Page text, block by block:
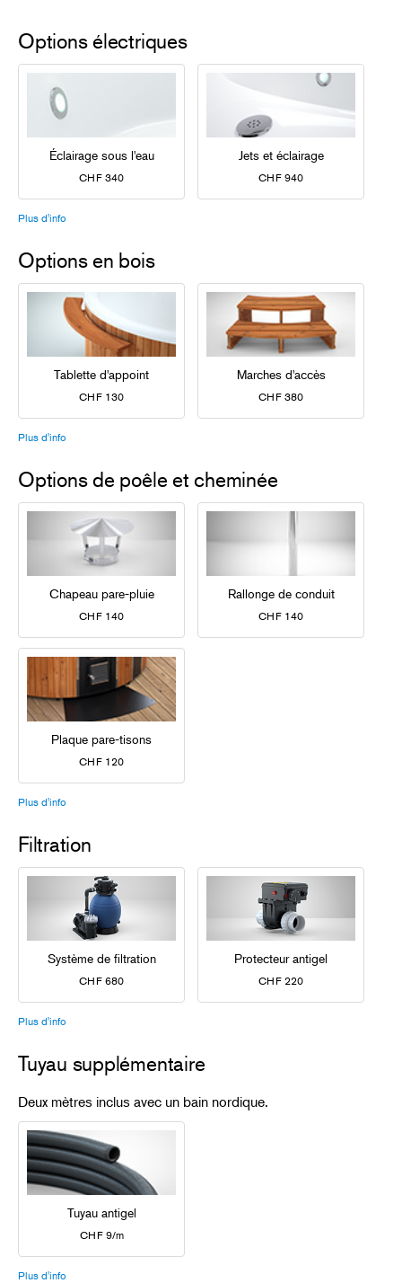
Options électriques
Éclairage sous l'eau
CHF 340
Jets et éclairage
CHF 940
Plus d'info
Options en bois
Tablette d'appoint
CHF 130
Marches d'accès
CHF 380
Plus d'info
Options de poêle et cheminée
Chapeau pare-pluie
CHF 140
Rallonge de conduit
CHF 140
Plaque pare-tisons
CHF 120
Plus d'info
Filtration
Système de filtration
CHF 680
Protecteur antigel
CHF 220
Plus d'info
Tuyau supplémentaire
Deux mètres inclus avec un bain nordique.
Tuyau antigel
CHF 9/m
Plus d'info